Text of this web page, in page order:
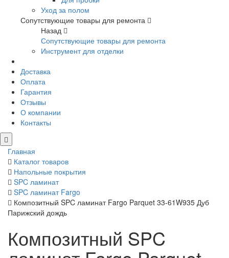
Уход за полом
Сопутствующие товары для ремонта
Назад
Сопутствующие товары для ремонта
Инструмент для отделки
Доставка
Оплата
Гарантия
Отзывы
О компании
Контакты
Главная
Каталог товаров
Напольные покрытия
SPC ламинат
SPC ламинат Fargo
Композитный SPC ламинат Fargo Parquet 33-61W935 Дуб
Парижский дождь
Композитный SPC